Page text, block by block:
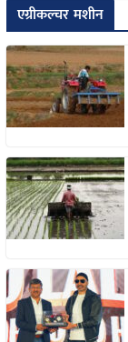
एग्रीकल्चर मशीन